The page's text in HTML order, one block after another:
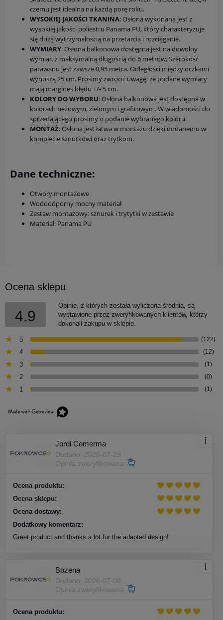
czemu jest idealna na każdą porę roku.
WYSOKIEJ JAKOŚCI TKANINA: Osłona wykonana jest z
wysokiej jakości poliestru Panama PU, który charakteryzuje
się dużą wytrzymałością na przetarcia i rozciąganie.
WYMIARY: Osłona balkonowa dostępna jest na dowolny
wymiar, z maksymalną długością do 6 metrów. Szerokość
parawanu jest zawsze 0,95 metra. Odległości między oczkami
wynoszą 25 cm. Prosimy zwrócić uwagę, że podane wymiary
mają margines błędu +/- 5 cm.
KOLORY DO WYBORU: Osłona balkonowa jest dostępna w
kolorach beżowym, zielonym i grafitowym. W wiadomości do
sprzedającego prosimy o podanie wybranego koloru.
MONTAŻ: Osłona jest łatwa w montażu dzięki dodanemu w
komplecie sznurkowi oraz trytkom.
Dane techniczne:
Otwory montażowe
Wodoodporny mocny materiał
Zestaw montażowy: sznurek i trytytki w zestawie
Materiał: Panama PU
Ocena sklepu
4.9
Opinie, z których została wyliczona średnia, są
wystawione przez zweryfikowanych klientów, którzy
dokonali zakupu w sklepie.
5 (122)
4 (12)
3 (1)
2 (0)
1 (1)
Jordi Comerma
Dodano: 2026-07-29
Opinia zweryfikowana
Ocena produktu:
Ocena sklepu:
Ocena dostawy:
Dodatkowy komentarz:
Great product and thanks a lot for the adapted design!
Bozena
Dodano: 2026-07-08
Opinia zweryfikowana
Ocena produktu: